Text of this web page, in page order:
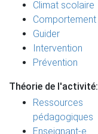
Climat scolaire
Comportement
Guider
Intervention
Prévention
Théorie de l'activité:
Ressources
pédagogiques
Enseignant-e